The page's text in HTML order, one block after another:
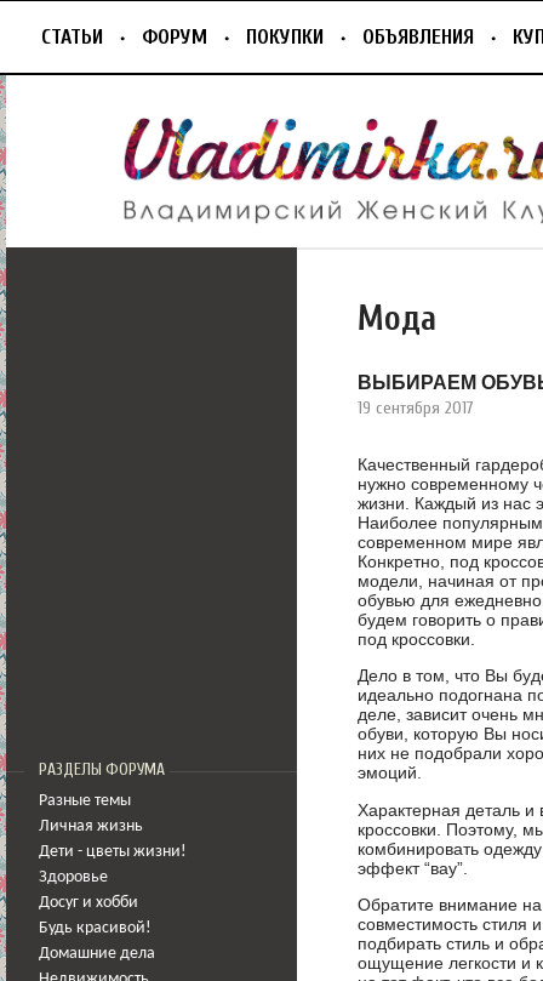
СТАТЬИ ФОРУМ ПОКУПКИ ОБЪЯВЛЕНИЯ
РАЗДЕЛЫ ФОРУМА
Разные темы
Личная жизнь
Дети - цветы жизни!
Здоровье
Досуг и хобби
Будь красивой!
Домашние дела
Мода
ВЫБИРАЕМ
19 сентября 2017
Качественный
нужно современному
жизни. Каждый из нас
Наиболее
современном мире
Конкретно, под
модели, начиная от
обувью для
будем говорить о
под кроссовки.
Дело в том, что Вы
идеально подогнана
деле, зависит очень
обуви, которую Вы
них не подобрали
эмоций.
Характерная деталь
кроссовки. Поэтому,
комбинировать
эффект “вау”.
Обратите внимание
совместимость стиля
подбирать стиль и
ощущение легкости и